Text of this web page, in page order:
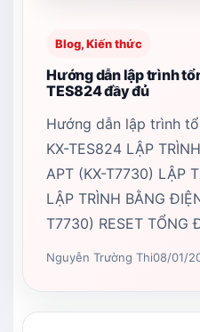
Blog, Kiến thức
Hướng dẫn lập trình
TES824 đầy đủ
Hướng dẫn lập trình
KX-TES824 LẬP
APT (KX-T7730) LẬP
LẬP TRÌNH BẰNG
T7730) RESET TỔNG
Nguyễn Trường Thi08/01/